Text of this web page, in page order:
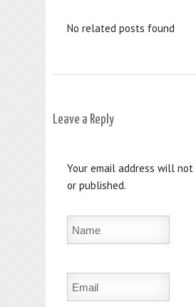
No related posts found
Leave a Reply
Your email address will not
or published.